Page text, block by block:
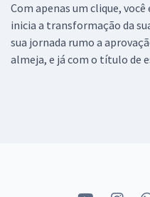
Com apenas um clique,
inicia a transformação da
sua jornada rumo a
almeja, e já com o título de